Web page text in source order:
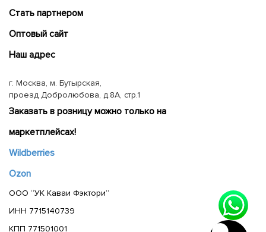
Cтать партнером
Оптовый сайт
Наш адрес
г. Москва, м. Бутырская,
проезд Добролюбова, д.8А, стр.1
Заказать в розницу можно только на
маркетплейсах!
Wildberries
Ozon
ООО “УК Каваи Фэктори”
ИНН 7715140739
КПП 771501001